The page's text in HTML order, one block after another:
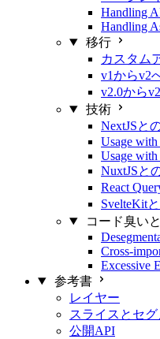
Handling
Handling
移行
カスタム
v1からv2
v2.0から
技術
NextJSと
Usage
Usage
NuxtJSと
React
SvelteKit
コード臭い
Cross-
Excessive
参考書
レイヤー
スライスとセグ
公開API